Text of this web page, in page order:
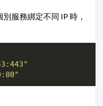
服務綁定不同 IP 時，